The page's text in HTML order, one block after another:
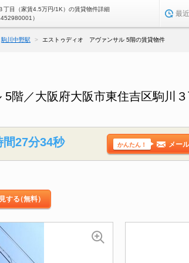
丁目（家賃4.5万円/1K）の賃貸物件詳細
）
最
駒川中野駅 エストゥディオ アヴァンサル 5階の賃貸物件
階／大阪府大阪市東住吉区駒川
27分33秒 かんたん！ メー
する（無料）